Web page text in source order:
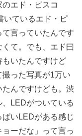
エド・ピスコ
ているエド・ピ
言っていたんです
て。でも、エド曰
いたんですけど
った写真が1万い
んですけども。渋
LEDがついている
いLEDがある感じ
ーだな」って言っ